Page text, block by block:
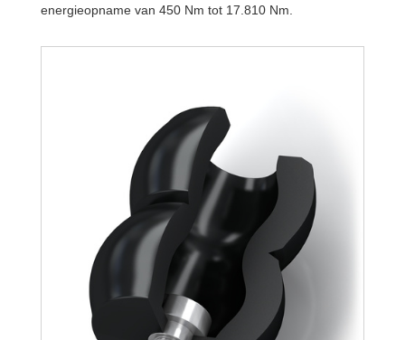
energieopname van 450 Nm tot 17.810 Nm.